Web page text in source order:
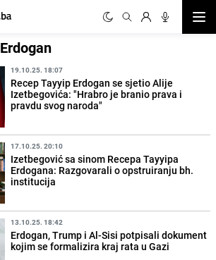
19.10.25. 18:07
Recep Tayyip Erdogan se sjetio Alije
Izetbegovića: "Hrabro je branio prava i
pravdu svog naroda"
17.10.25. 20:10
Izetbegović sa sinom Recepa Tayyipa
Erdogana: Razgovarali o opstruiranju bh.
institucija
13.10.25. 18:42
Erdogan, Trump i Al-Sisi potpisali dokument
kojim se formalizira kraj rata u Gazi